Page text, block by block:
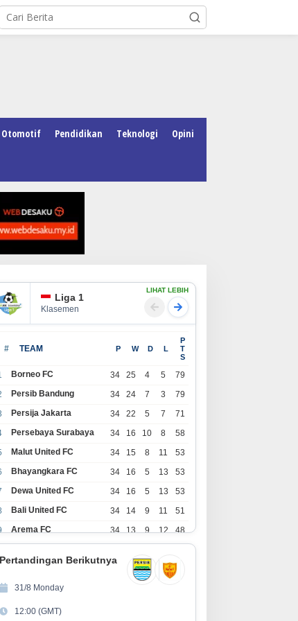
Otomotif Pendidikan Teknologi Opini
Solusi Kelola
dan Multi-
UGC Jadi Andalan Baru
Marketer, Ini yang Perlu
Diketahui Sebelum Ikut Tren Ini
Liga 1
Klasemen
LIHAT LEBIH
# TEAM P W D L
P
T
S
Borneo FC 34 25 4 5
79
Persib Bandung 34 24 7 3
79
Persija Jakarta 34 22 5 7
71
Persebaya Surabaya 34 16 10 8
58
Malut United FC 34 15 8 11
53
Bhayangkara FC 34 16 5 13
53
Dewa United FC 34 16 5 13
53
Bali United FC 34 14 9 11
51
Arema FC 34 13 9 12
48
0
1
11 12 11
2
Persik Kediri
Pertandingan Berikutnya
31/8 Monday
12:00 (GMT)